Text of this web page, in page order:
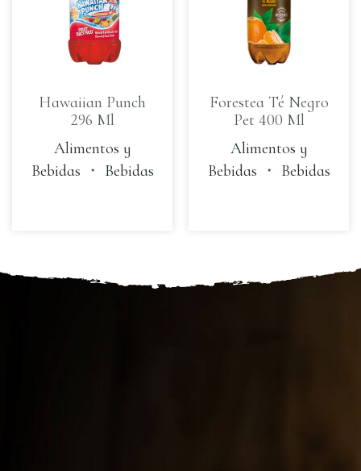
Hawaiian Punch
296 Ml
Alimentos y
Bebidas ・ Bebidas
Forestea Té Negro
Pet 400 Ml
Alimentos y
Bebidas ・ Bebidas